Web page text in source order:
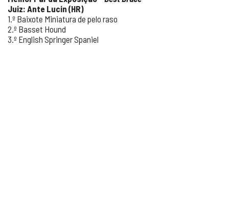
Juiz: Ante Lucin (HR)
1.º Baixote Miniatura de pelo raso
2.º Basset Hound
3.º English Springer Spaniel